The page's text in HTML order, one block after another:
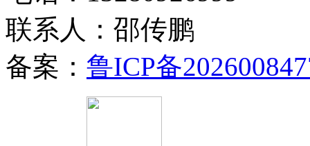
联系人：邵传鹏
备案： 鲁ICP备